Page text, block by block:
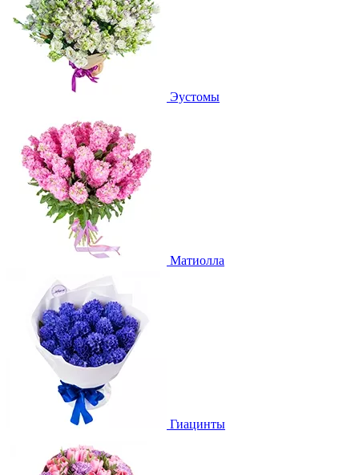
Эустомы
Матиолла
Гиацинты